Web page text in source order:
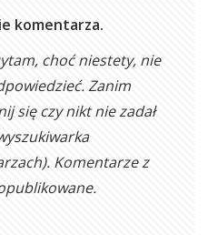
komentarza.
choć niestety, nie
Zanim
się czy nikt nie zadał
Komentarze z